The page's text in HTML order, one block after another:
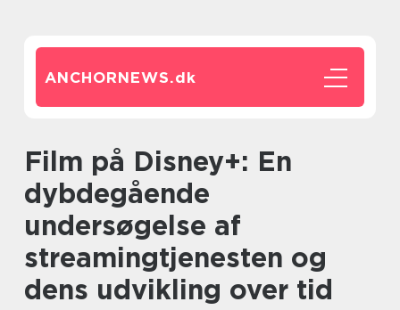
ANCHORNEWS.dk
Film på Disney+: En
dybdegående
undersøgelse af
streamingtjenesten og
dens udvikling over tid